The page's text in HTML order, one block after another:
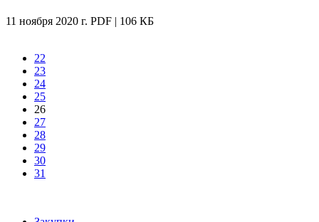
11 ноября 2020 г. PDF | 106 КБ
22
23
24
25
26
27
28
29
30
31